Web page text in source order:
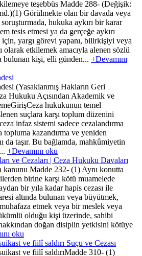
teşebbüs Madde 288- (Değişik:
Görülmekte olan bir davada veya
hukuka aykırı bir karar
tesis etmesi ya da gerçeğe aykırı
için, yargı görevi yapanı, bilirkişiyi veya
olarak etkilemek amacıyla alenen sözlü
bulunan kişi, elli günden... +Devamını
(Yasaklanmış Hakların Geri
Hukuku Açısından Akademik ve
hukukunun temel
suçlara karşı toplum düzenini
infaz sistemi sadece cezalandırma
topluma kazandırma ve yeniden
da taşır. Bu bağlamda, mahkûmiyetin
+Devamını oku
ve Cezaları | Ceza Hukuku Davaları
kanunu Madde 232- (1) Aynı konutta
birine karşı kötü muamelede
bir yıla kadar hapis cezası ile
altında bulunan veya büyütmek,
etmek veya bir meslek veya
olduğu kişi üzerinde, sahibi
doğan disiplin yetkisini kötüye
oku
ve fiilî saldırı Suçu ve Cezası
ve fiilî saldırıMadde 310- (1)